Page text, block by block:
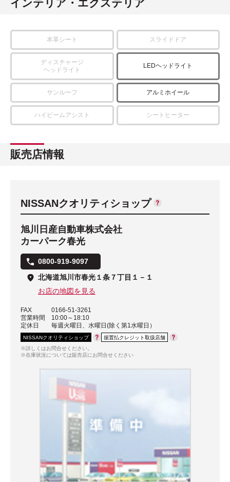
インテリア・エクステリア
本革シート スライドドア
ディスチャージ
ヘッドライト
LEDヘッドライト
サンルーフ アルミホイール
ハイビームアシスト シートヒーター
販売店情報
NISSANクオリティショップ
旭川日産自動車株式会社
カーパーク春光
0800-919-9097
北海道旭川市春光１条７丁目１－１
お店の地図を見る
FAX
0166-51-3261
営業時間
10:00～18:10
定休日
毎週火曜日、水曜日(除く第1水曜日）
NISSANクオリティショップ
据置払クレジット取扱店舗
※詳しくはお問合せください。
※在庫状況については販売店にお問合せください